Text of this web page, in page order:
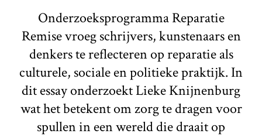
Onderzoeksprogramma Reparatie
Remise vroeg schrijvers, kunstenaars en
denkers te reflecteren op reparatie als
culturele, sociale en politieke praktijk. In
dit essay onderzoekt Lieke Knijnenburg
wat het betekent om zorg te dragen voor
spullen in een wereld die draait op